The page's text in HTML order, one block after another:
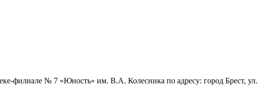
филиале № 7 «Юность» им. В.А. Колесника по адресу: город Брест, ул.